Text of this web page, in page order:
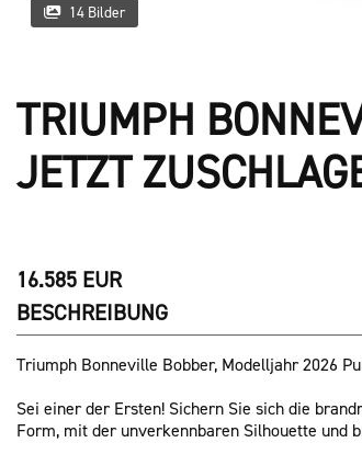
14 Bilder
TRIUMPH
JETZT
16.585 EUR
BESCHREIBUNG
Triumph Bonneville Bobber, Modelljahr 2026
Sei einer der Ersten! Sichern Sie sich die
Form, mit der unverkennbaren Silhouette und